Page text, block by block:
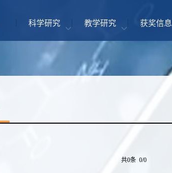
科学研究 教学研究 获奖信息
共0条 0/0